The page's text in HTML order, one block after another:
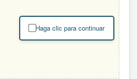
Haga clic para continuar